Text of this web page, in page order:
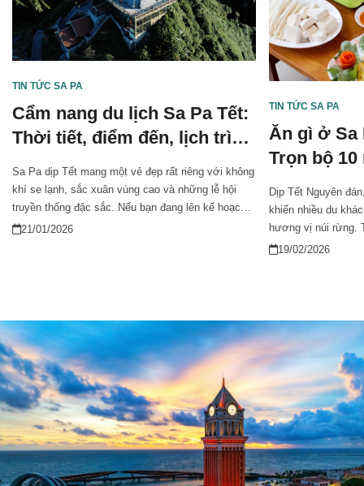
TIN TỨC SA PA
Cẩm nang du lịch Sa Pa Tết:
Thời tiết, điểm đến, lịch trình
Sa Pa dịp Tết mang một vẻ đẹp rất riêng với không
khí se lạnh, sắc xuân vùng cao và những lễ hội
truyền thống đặc sắc. Nếu bạn đang lên kế hoạch
du lịch Sa Pa Tết để đổi gió đầu năm, tận hưởng
21/01/2026
TIN TỨC SA PA
Ăn gì ở Sa
Trọn bộ 10
địa đậm đà
Dịp Tết Nguyên
khiến nhiều du
hương vị núi rừng.
xôi ngũ sắc rực rỡ,
19/02/2026